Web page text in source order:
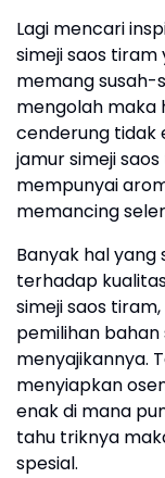
Lagi mencari
simeji saos
memang susah-
mengolah maka
cenderung tidak
jamur simeji
mempunyai
memancing
Banyak hal
terhadap
simeji saos
pemilihan
menyajikannya.
menyiapkan
enak di mana
tahu triknya
spesial.